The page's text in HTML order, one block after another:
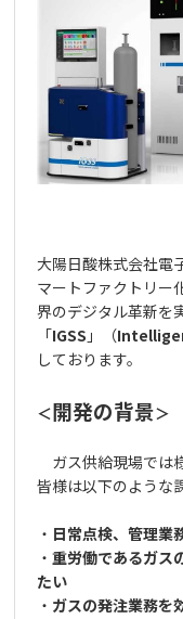
大陽日酸株式会社電
マートファクトリー
界のデジタル革新を
「IGSS 」（
しております。
＜開発の背景＞
ガス供給現場では
皆様は以下のような
・ 日常点検、管理業
・重労働であるガス
たい
・ ガスの発注業務を